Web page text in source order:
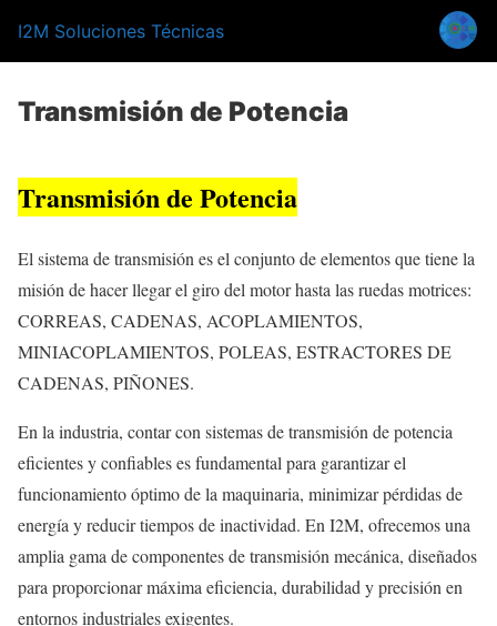
I2M Soluciones Técnicas
Transmisión de Potencia
Transmisión de Potencia
El sistema de transmisión es el conjunto de elementos que tiene la
misión de hacer llegar el giro del motor hasta las ruedas motrices:
CORREAS, CADENAS, ACOPLAMIENTOS,
MINIACOPLAMIENTOS, POLEAS, ESTRACTORES DE
CADENAS, PIÑONES.
En la industria, contar con sistemas de transmisión de potencia
eficientes y confiables es fundamental para garantizar el
funcionamiento óptimo de la maquinaria, minimizar pérdidas de
energía y reducir tiempos de inactividad. En I2M, ofrecemos una
amplia gama de componentes de transmisión mecánica, diseñados
para proporcionar máxima eficiencia, durabilidad y precisión en
entornos industriales exigentes.